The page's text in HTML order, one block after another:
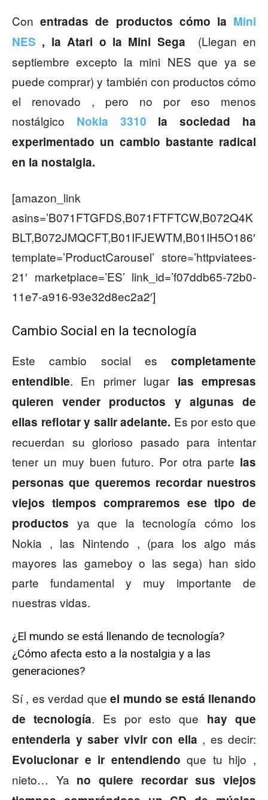
Conentradas de productos cómo la Mini
NES , la Atari o la Mini Sega (Llegan en
septiembre excepto la mini NES que ya se
puede comprar) y también con productos cómo
el renovado , pero no por eso menos
nostálgico
Nokia 3310 la sociedad ha
experimentado un cambio bastante radical
en la nostalgia.
[amazon_link
asins=’B071FTGFDS,B071FTFTCW,B072Q4K
BLT,B072JMQCFT,B01IFJEWTM,B01IH5O186′
template=’ProductCarousel’ store=’httpviatees-
21′ marketplace=’ES’ link_id=’f07ddb65-72b0-
11e7-a916-93e32d8ec2a2′]
Cambio Social en la tecnología
Este cambio social es completamente
entendible. En primer lugar las empresas
quieren vender productos y algunas de
ellas reflotar y salir adelante. Es por esto que
recuerdan su glorioso pasado para intentar
tener un muy buen futuro. Por otra parte las
personas que queremos recordar nuestros
viejos tiempos compraremos ese tipo de
productos ya que la tecnología cómo los
Nokia , las Nintendo , (para los algo más
mayores las gameboy o las sega) han sido
parte fundamental y muy importante de
nuestras vidas.
¿El mundo se está llenando de tecnología?
¿Cómo afecta esto a la nostalgia y a las
generaciones?
Sí , es verdad queel mundo se está llenando
de tecnología. Es por esto que hay que
entenderla y saber vivir con ella , es decir:
Evolucionar e ir entendiendo que tu hijo ,
nieto… Ya no quiere recordar sus viejos